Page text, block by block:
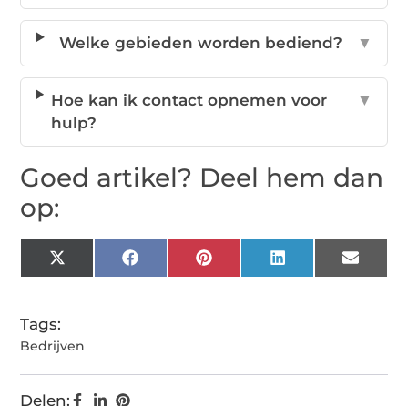
Welke gebieden worden bediend? ▼
Hoe kan ik contact opnemen voor
hulp?
▼
Goed artikel? Deel hem dan
op:
X
(Twitter)
FacebookPinterestLinkedIn Email
Tags:
Bedrijven
Delen: